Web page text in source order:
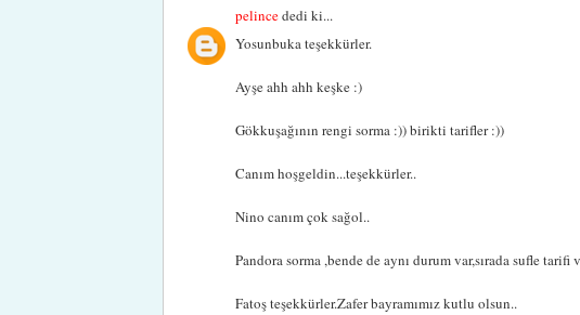
pelincededi ki...
Yosunbuka teşekkürler.
Ayşe ahh ahh keşke :)
Gökkuşağının rengi sorma :)) birikti tarifler :))
Canım hoşgeldin...teşekkürler..
Nino canım çok sağol..
Pandora sorma ,bende de aynı durum var,sırada sufle
Fatoş teşekkürler.Zafer bayramımız kutlu olsun..